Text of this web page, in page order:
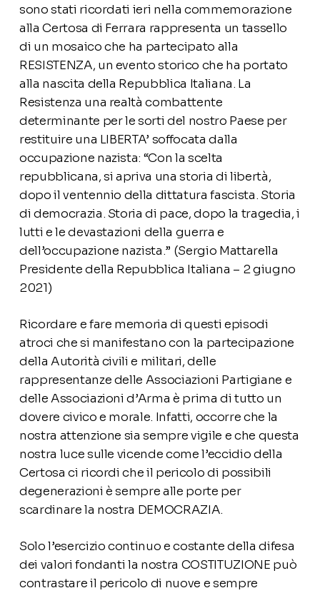
sono stati ricordati ieri nella commemorazione
alla Certosa di Ferrara rappresenta un tassello
di un mosaico che ha partecipato alla
RESISTENZA, un evento storico che ha portato
alla nascita della Repubblica Italiana. La
Resistenza una realtà combattente
determinante per le sorti del nostro Paese per
restituire una LIBERTA’ soffocata dalla
occupazione nazista: “Con la scelta
repubblicana, si apriva una storia di libertà,
dopo il ventennio della dittatura fascista. Storia
di democrazia. Storia di pace, dopo la tragedia, i
lutti e le devastazioni della guerra e
dell’occupazione nazista.” (Sergio Mattarella
Presidente della Repubblica Italiana – 2 giugno
2021)
Ricordare e fare memoria di questi episodi
atroci che si manifestano con la partecipazione
della Autorità civili e militari, delle
rappresentanze delle Associazioni Partigiane e
delle Associazioni d’Arma è prima di tutto un
dovere civico e morale. Infatti, occorre che la
nostra attenzione sia sempre vigile e che questa
nostra luce sulle vicende come l’eccidio della
Certosa ci ricordi che il pericolo di possibili
degenerazioni è sempre alle porte per
scardinare la nostra DEMOCRAZIA.
Solo l’esercizio continuo e costante della difesa
dei valori fondanti la nostra COSTITUZIONE può
contrastare il pericolo di nuove e sempre